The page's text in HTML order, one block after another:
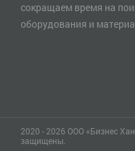
сокращаем время на
оборудования и
2020 - 2026 ООО «Бизнес
защищены.